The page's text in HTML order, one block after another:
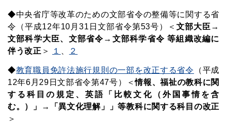
◆中央省庁等改革のための文部省令の整備等に関する省
令（平成12年10月31日文部省令第53号）＜文部大臣→
文部科学大臣、文部省令→文部科学省令 等組織改編に
伴う改正 ＞ １ ２
◆教育職員免許法施行規則の一部を改正する省令
（平成
12年6月29日文部省令第47号）＜情報、福祉の教科に関
する科目の規定、英語「比較文化（外国事情を含
む。）」→「異文化理解」」等教科に関する科目の改正
＞